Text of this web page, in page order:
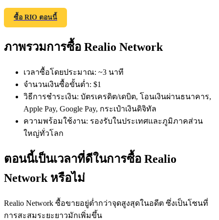
ฟิวเจอร์ส COIN-M
ฟิวเจอร์สสกุลเงินดิจิทัล
TradFi
อนุพันธ์ของหุ้น ฟอเร็กซ์ โลหะมีค่า และสินค้าโภคภัณฑ์
ฟิวเจอร์ส USDC
ซื้อ RIO ตอนนี้
ภาพรวมการซื้อ Realio Network
เวลาซื้อโดยประมาณ: ~3 นาที
จำนวนเงินซื้อขั้นต่ำ: $1
วิธีการชำระเงิน: บัตรเครดิต/เดบิต, โอนเงินผ่านธนาคาร,
Apple Pay, Google Pay, กระเป๋าเงินดิจิทัล
ความพร้อมใช้งาน: รองรับในประเทศและภูมิภาคส่วน
ใหญ่ทั่วโลก
ตอนนี้เป็นเวลาที่ดีในการซื้อ Realio
Network หรือไม่
Realio Network ซื้อขายอยู่ต่ำกว่าจุดสูงสุดในอดีต ซึ่งเป็นโซนที่
การสะสมระยะยาวมักเพิ่มขึ้น